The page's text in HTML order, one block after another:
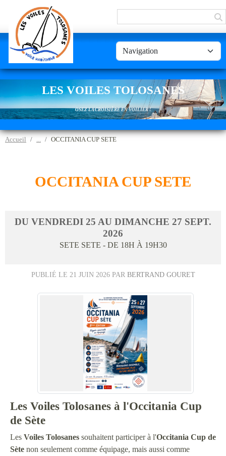
LES VOILES TOLOSANES
OSEZ LA CROISIÈRE EN VOILIER !
Accueil OCCITANIA CUP SETE
OCCITANIA CUP SETE
DU VENDREDI 25 AU DIMANCHE 27 SEPT.
2026
SETE SETE - DE 18H À 19H30
PUBLIÉ LE 21 JUIN 2026PAR BERTRAND GOURET
Les Voiles Tolosanes à l'Occitania Cup
de Sète
Les Voiles Tolosanes souhaitent participer à l'Occitania Cup de
Sète non seulement comme équipage, mais aussi comme
Panneau de gestion des cookies